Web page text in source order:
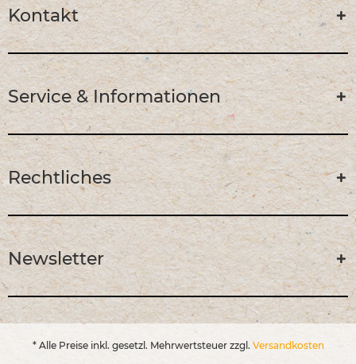
Kontakt
Service & Informationen
Rechtliches
Newsletter
* Alle Preise inkl. gesetzl. Mehrwertsteuer zzgl. Versandkosten